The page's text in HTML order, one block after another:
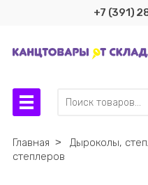
+7 (391)
Главная ˃ Дыроколы,
степлеров